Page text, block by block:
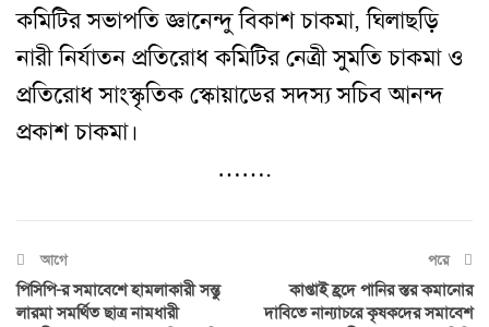
কমিটির সভাপতি জ্ঞানেন্দু বিকাশ চাকমা, ঘিলাছড়ি
নারী নির্যাতন প্রতিরোধ কমিটির নেত্রী সুমতি চাকমা ও
প্রতিরোধ সাংস্কৃতিক স্কোয়াডের সদস্য সচিব আনন্দ
প্রকাশ চাকমা।
…….
আগে
পিসিপি-র সমাবেশে হামলাকারী সন্তু
লারমা সমর্থিত ছাত্র নামধারী
পরে
কাপ্তাই হ্রদে পানির স্তর কমানোর
দাবিতে নান্যাচরে কৃষকদের সমাবেশ